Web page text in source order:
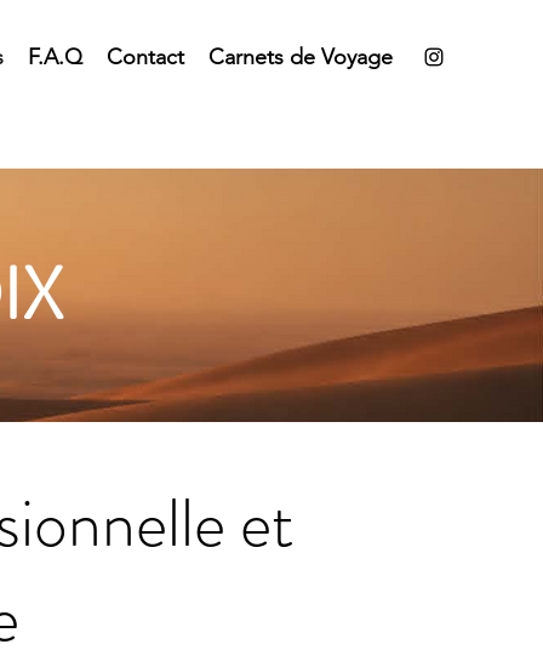
F.A.Q Contact Carnets de Voyage
et